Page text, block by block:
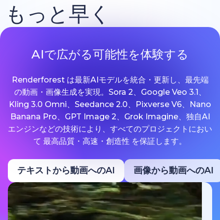
もっと早く
AIで広がる可能性を体験する
Renderforest は最新AIモデルを統合・更新し、最先端
の動画・画像生成を実現。Sora 2、Google Veo 3.1、
Kling 3.0 Omni、Seedance 2.0、Pixverse V6、Nano
Banana Pro、GPT Image 2、Grok Imagine、独自AI
エンジンなどの技術により、すべてのプロジェクトにおい
て 最高品質・高速・創造性 を保証します。
テキストから動画へのAI 画像から動画へのAI